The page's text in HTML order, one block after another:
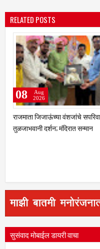
RELATED POSTS
काझी यांचा नळदुर्गमध्ये
नागरी सत्कार; हैदर कुरेशी
Aug
2026
सुसंवाद मोबाईल डायरी वाचा